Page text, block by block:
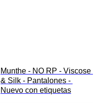
Munthe - NO RP - Viscose
& Silk - Pantalones -
Nuevo con etiquetas